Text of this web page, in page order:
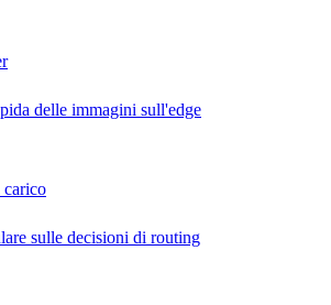
delle immagini sull'edge
carico
sulle decisioni di routing